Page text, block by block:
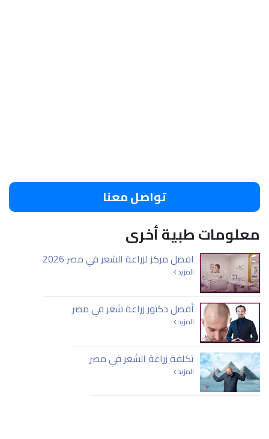
تواصل معنا
معلومات طبية أخرى
افضل مركز لزراعة الشعر في مصر 2026
المزيد
أفضل دكتور زراعة شعر في مصر
المزيد
تكلفة زراعة الشعر في مصر
المزيد